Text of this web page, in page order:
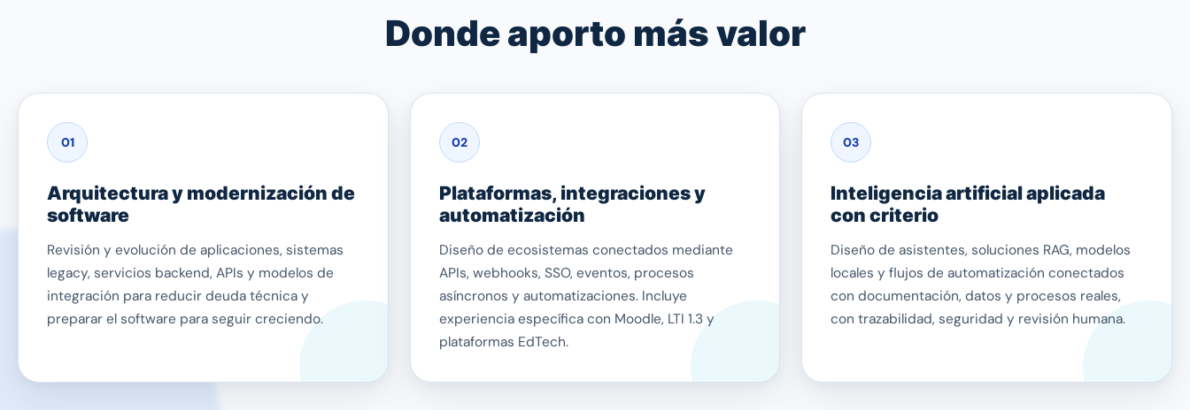
Donde aporto más valor
01
Arquitectura y modernización de
software
Revisión y evolución de aplicaciones, sistemas
legacy, servicios backend, APIs y modelos de
integración para reducir deuda técnica y
preparar el software para seguir creciendo.
02
Plataformas, integraciones y
automatización
Diseño de ecosistemas conectados mediante
APIs, webhooks, SSO, eventos, procesos
asíncronos y automatizaciones. Incluye
experiencia específica con Moodle, LTI 1.3 y
plataformas EdTech.
03
Inteligencia artificial aplicada
con criterio
Diseño de asistentes, soluciones RAG, modelos
locales y flujos de automatización conectados
con documentación, datos y procesos reales,
con trazabilidad, seguridad y revisión humana.